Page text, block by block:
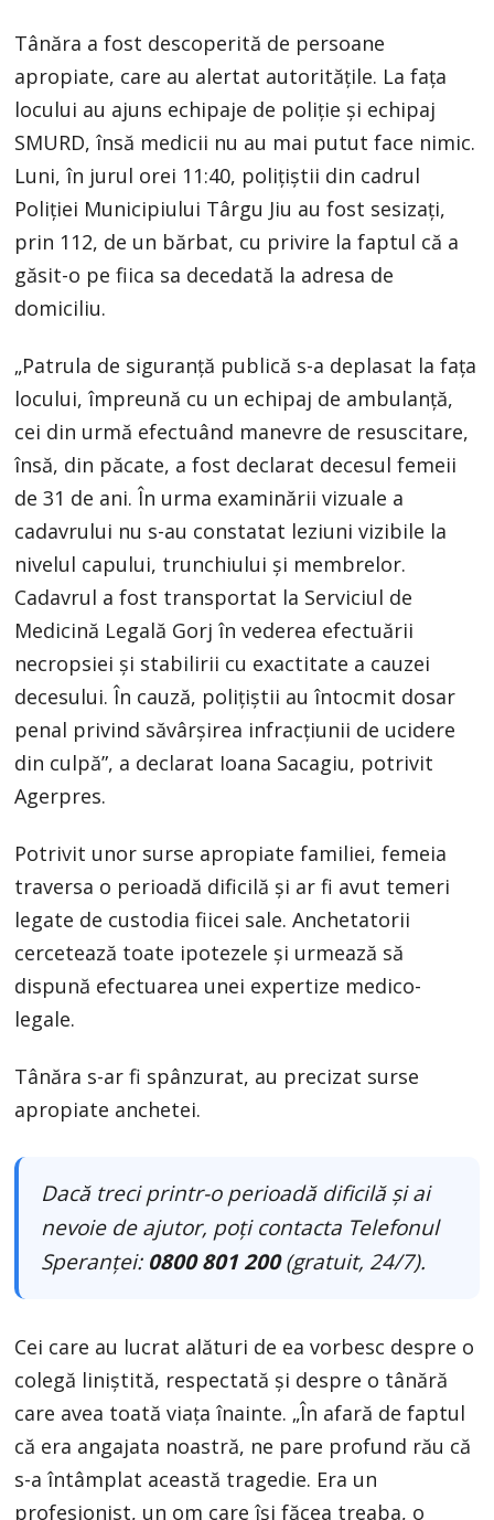
Tânăra a fost descoperită de persoane
apropiate, care au alertat autoritățile. La fața
locului au ajuns echipaje de poliție și echipaj
SMURD, însă medicii nu au mai putut face nimic.
Luni, în jurul orei 11:40, poliţiştii din cadrul
Poliţiei Municipiului Târgu Jiu au fost sesizaţi,
prin 112, de un bărbat, cu privire la faptul că a
găsit-o pe fiica sa decedată la adresa de
domiciliu.
„Patrula de siguranţă publică s-a deplasat la faţa
locului, împreună cu un echipaj de ambulanţă,
cei din urmă efectuând manevre de resuscitare,
însă, din păcate, a fost declarat decesul femeii
de 31 de ani. În urma examinării vizuale a
cadavrului nu s-au constatat leziuni vizibile la
nivelul capului, trunchiului şi membrelor.
Cadavrul a fost transportat la Serviciul de
Medicină Legală Gorj în vederea efectuării
necropsiei şi stabilirii cu exactitate a cauzei
decesului. În cauză, poliţiştii au întocmit dosar
penal privind săvârşirea infracţiunii de ucidere
din culpă”, a declarat Ioana Sacagiu, potrivit
Agerpres.
Potrivit unor surse apropiate familiei, femeia
traversa o perioadă dificilă și ar fi avut temeri
legate de custodia fiicei sale. Anchetatorii
cercetează toate ipotezele și urmează să
dispună efectuarea unei expertize medico-
legale.
Tânăra s-ar fi spânzurat, au precizat surse
apropiate anchetei.
Dacă treci printr-o perioadă dificilă și ai
nevoie de ajutor, poți contacta Telefonul
Speranței: 0800 801 200(gratuit, 24/7).
Cei care au lucrat alături de ea vorbesc despre o
colegă liniștită, respectată și despre o tânără
care avea toată viața înainte. „În afară de faptul
că era angajata noastră, ne pare profund rău că
s-a întâmplat această tragedie. Era un
profesionist, un om care își făcea treaba, o